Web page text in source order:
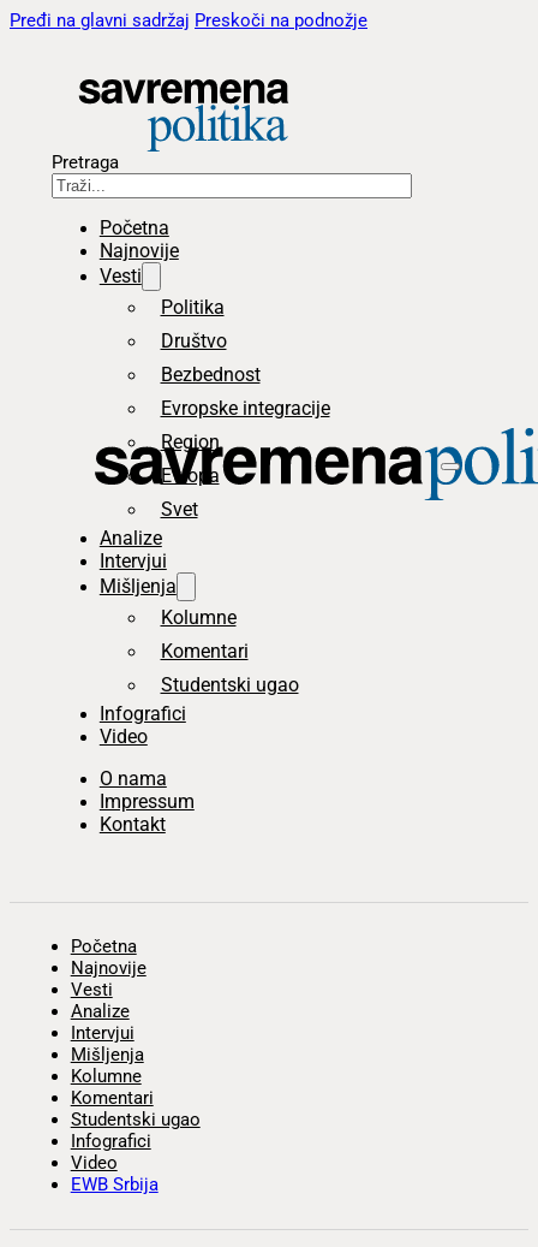
Pređi na glavni sadržaj Preskoči na podnožje
Pretraga
Početna
Najnovije
Vesti
Politika
Društvo
Bezbednost
Evropske integracije
Region
Evropa
Svet
Analize
Intervjui
Mišljenja
Kolumne
Komentari
Studentski ugao
Infografici
Video
O nama
Impressum
Kontakt
Početna
Najnovije
Vesti
Analize
Intervjui
Mišljenja
Kolumne
Komentari
Studentski ugao
Infografici
Video
EWB Srbija